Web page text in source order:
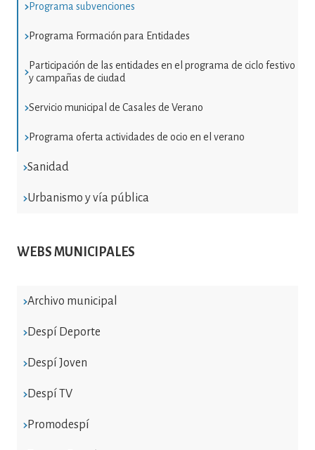
Programa subvenciones
Programa Formación para Entidades
Participación de las entidades en el programa de ciclo festivo
y campañas de ciudad
Servicio municipal de Casales de Verano
Programa oferta actividades de ocio en el verano
Sanidad
Urbanismo y vía pública
WEBS MUNICIPALES
Archivo municipal
Despí Deporte
Despí Joven
Despí TV
Promodespí